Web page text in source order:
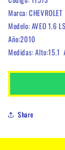
Marca: CHEVROLET
Modelo: AVEO 1.6
Año:2010
Medidas: Alto:15.1
Share